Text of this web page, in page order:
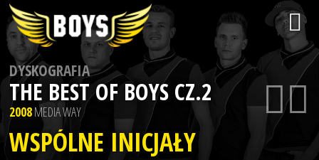
DYSKOGRAFIA
THE BEST OF BOYS CZ.2
2008MEDIA WAY
WSPÓLNE INICJAŁY